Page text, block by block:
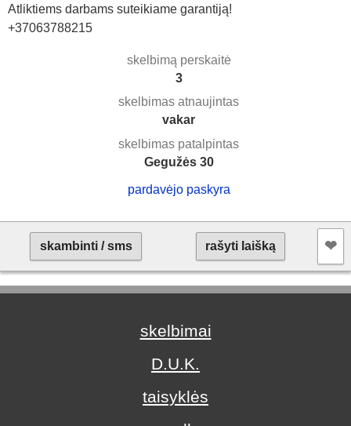
Atliktiems darbams suteikiame garantiją!
+37063788215
skelbimą perskaitė
3
skelbimas atnaujintas
vakar
skelbimas patalpintas
Gegužės 30
pardavėjo paskyra
skambinti / sms rašyti laišką ❤︎
skelbimai
D.U.K.
taisyklės